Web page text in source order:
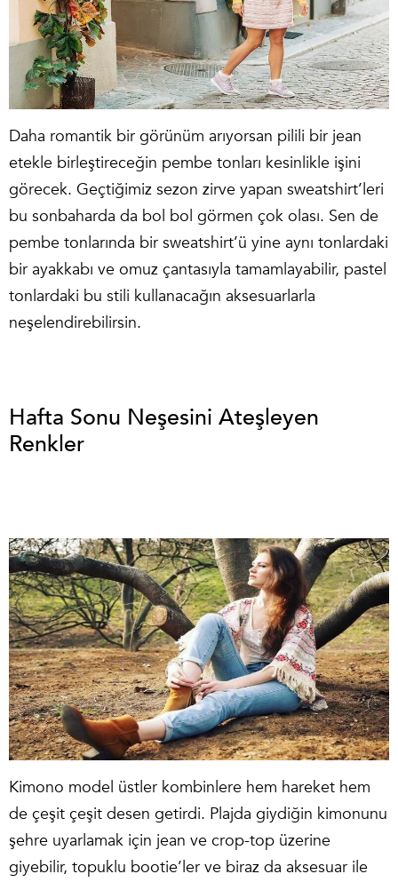
Daha romantik bir görünüm arıyorsan pilili bir jean
etekle birleştireceğin pembe tonları kesinlikle işini
görecek. Geçtiğimiz sezon zirve yapan sweatshirt’leri
bu sonbaharda da bol bol görmen çok olası. Sen de
pembe tonlarında bir sweatshirt’ü yine aynı tonlardaki
bir ayakkabı ve omuz çantasıyla tamamlayabilir, pastel
tonlardaki bu stili kullanacağın aksesuarlarla
neşelendirebilirsin.
Hafta Sonu Neşesini Ateşleyen
Renkler
Kimono model üstler kombinlere hem hareket hem
de çeşit çeşit desen getirdi. Plajda giydiğin kimonunu
şehre uyarlamak için jean ve crop-top üzerine
giyebilir, topuklu bootie’ler ve biraz da aksesuar ile